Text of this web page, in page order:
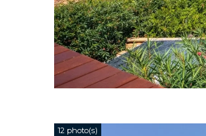
12 photo(s)